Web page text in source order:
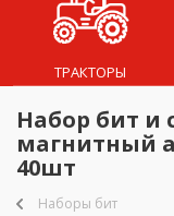
ТРАКТОРЫ
Набор бит и
магнитный
40шт
Наборы бит